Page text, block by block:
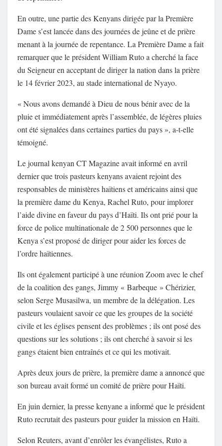
En outre, une partie des Kenyans dirigée par la Première
Dame s’est lancée dans des journées de jeûne et de prière
menant à la journée de repentance. La Première Dame a fait
remarquer que le président William Ruto a cherché la face
du Seigneur en acceptant de diriger la nation dans la prière
le 14 février 2023, au stade international de Nyayo.
« Nous avons demandé à Dieu de nous bénir avec de la
pluie et immédiatement après l’assemblée, de légères pluies
ont été signalées dans certaines parties du pays », a-t-elle
témoigné.
Le journal kenyan CT Magazine avait informé en avril
dernier que trois pasteurs kenyans avaient rejoint des
responsables de ministères haïtiens et américains ainsi que
la première dame du Kenya, Rachel Ruto, pour implorer
l’aide divine en faveur du pays d’Haïti. Ils ont prié pour la
force de police multinationale de 2 500 personnes que le
Kenya s’est proposé de diriger pour aider les forces de
l’ordre haïtiennes.
Ils ont également participé à une réunion Zoom avec le chef
de la coalition des gangs, Jimmy « Barbeque » Chérizier,
selon Serge Musasilwa, un membre de la délégation. Les
pasteurs voulaient savoir ce que les groupes de la société
civile et les églises pensent des problèmes ; ils ont posé des
questions sur les solutions ; ils ont cherché à savoir si les
gangs étaient bien entraînés et ce qui les motivait.
Après deux jours de prière, la première dame a annoncé que
son bureau avait formé un comité de prière pour Haïti.
En juin dernier, la presse kenyane a informé que le président
Ruto recrutait des pasteurs pour guider la mission en Haïti.
Selon Reuters, avant d’enrôler les évangélistes, Ruto a